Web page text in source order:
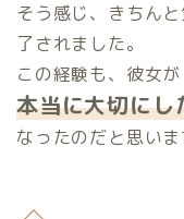
そう感じ、きちん
了されました。
この経験も、彼女が
本当に大切にし
なったのだと思いま